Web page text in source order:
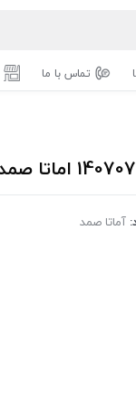
تماس با ما
آماتا صمد